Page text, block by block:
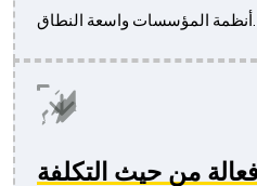
أنظمة المؤسسات واسعة النطاق.
من حيث التكلفة